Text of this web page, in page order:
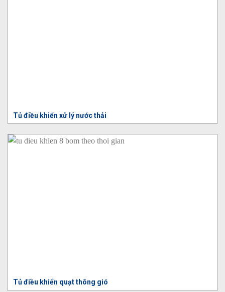
Tủ điều khiển xử lý nước thải
Tủ điều khiển quạt thông gió